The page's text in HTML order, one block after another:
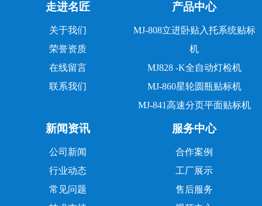
走进名匠
关于我们
荣誉资质
在线留言
联系我们
产品中心
MJ-808立进卧贴入托系统贴标
机
MJ828 -K全自动灯检机
MJ-860星轮圆瓶贴标机
MJ-841高速分页平面贴标机
新闻资讯
公司新闻
行业动态
常见问题
服务中心
合作案例
工厂展示
售后服务